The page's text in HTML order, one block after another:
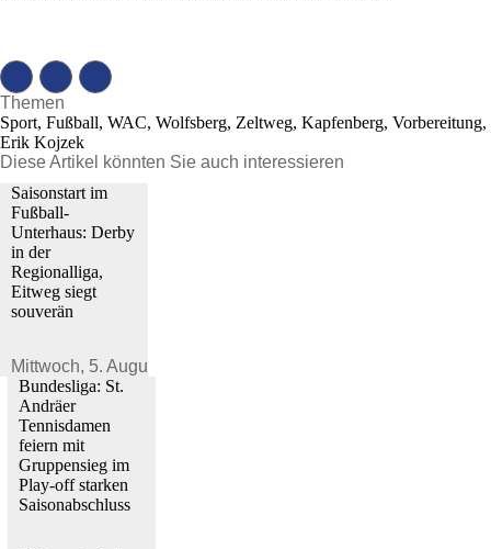
Themen
Sport, Fußball, WAC, Wolfsberg, Zeltweg, Kapfenberg, Vorbereitung,
Erik Kojzek
Diese Artikel könnten Sie auch interessieren
Saisonstart im
Fußball-
Unterhaus: Derby
in der
Regionalliga,
Eitweg siegt
souverän
Mittwoch, 5. August 2026
Bundesliga: St.
Andräer
Tennisdamen
feiern mit
Gruppensieg im
Play-off starken
Saisonabschluss